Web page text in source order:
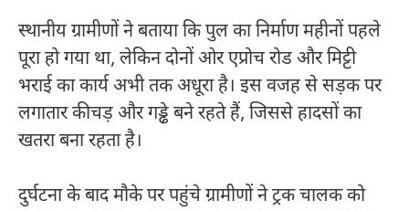
स्थानीय ग्रामीणों ने बताया कि पुल का निर्माण महीनों पहले
पूरा हो गया था, लेकिन दोनों ओर एप्रोच रोड और मिट्टी
भराई का कार्य अभी तक अधूरा है। इस वजह से सड़क पर
लगातार कीचड़ और गड्ढे बने रहते हैं, जिससे हादसों का
खतरा बना रहता है।
दुर्घटना के बाद मौके पर पहुंचे ग्रामीणों ने ट्रक चालक को